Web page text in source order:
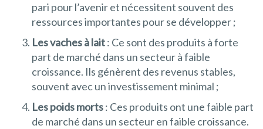
pari pour l’avenir et nécessitent souvent des
ressources importantes pour se développer ;
Les vaches à lait: Ce sont des produits à forte
part de marché dans un secteur à faible
croissance. Ils génèrent des revenus stables,
souvent avec un investissement minimal ;
Les poids morts: Ces produits ont une faible part
de marché dans un secteur en faible croissance.